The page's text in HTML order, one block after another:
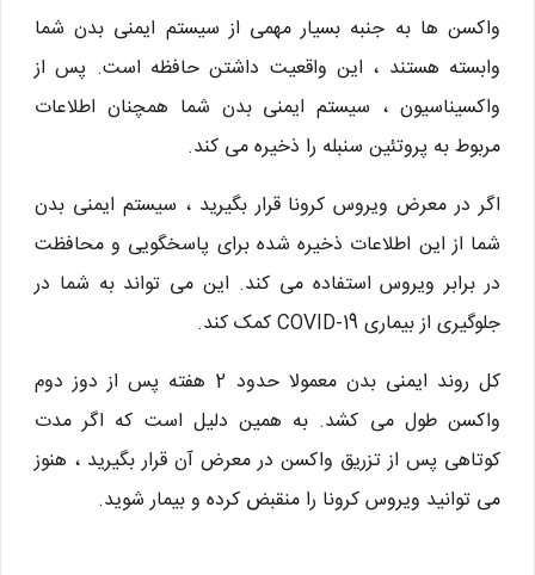
واکسن ها به جنبه بسیار مهمی از سیستم ایمنی بدن شما
وابسته هستند ، این واقعیت داشتن حافظه است. پس از
واکسیناسیون ، سیستم ایمنی بدن شما همچنان اطلاعات
مربوط به پروتئین سنبله را ذخیره می کند.
اگر در معرض ویروس کرونا قرار بگیرید ، سیستم ایمنی بدن
شما از این اطلاعات ذخیره شده برای پاسخگویی و محافظت
در برابر ویروس استفاده می کند. این می تواند به شما در
جلوگیری از بیماری COVID-19 کمک کند.
کل روند ایمنی بدن معمولا حدود 2 هفته پس از دوز دوم
واکسن طول می کشد. به همین دلیل است که اگر مدت
کوتاهی پس از تزریق واکسن در معرض آن قرار بگیرید ، هنوز
می توانید ویروس کرونا را منقبض کرده و بیمار شوید.